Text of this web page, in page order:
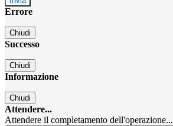
Errore
Chiudi
Successo
Chiudi
Informazione
Chiudi
Attendere...
Attendere il completamento dell'operazione...